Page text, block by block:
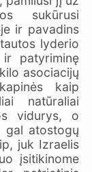
sukūrusi
ir pavadins
lyderio
patyriminę
asociacijų
kaip
natūraliai
vidurys, o
gal atostogų
juk Izraelis
įsitikinome